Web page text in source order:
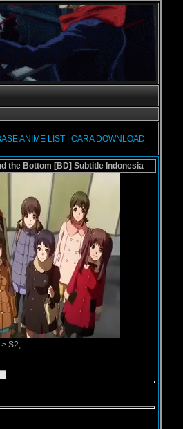
ANIME LIST| CARA DOWNLOAD
the Bottom [BD] Subtitle Indonesia
S2,